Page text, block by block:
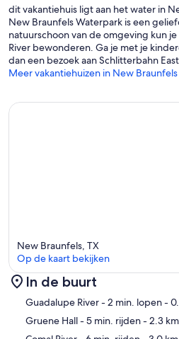
En suite bathroom with walk-in corner
The 3rd bedroom - known as the
accessed from the front courtyard.
The Bunk room 7 has two custom built
bunkbeds have extra headroom to
guests. The bunk room has access to
PoolHaus full bathroom with skylights
dit vakantiehuis ligt aan het water in
New Braunfels Waterpark is een
natuurschoon van de omgeving kun
River bewonderen. Ga je met je
dan een bezoek aan Schlitterbahn
Meer vakantiehuizen in New Braunfels
New Braunfels, TX
Op de kaart bekijken
In de buurt
Guadalupe River- 2 min. lopen-
Gruene Hall- 5 min. rijden- 2.3 km